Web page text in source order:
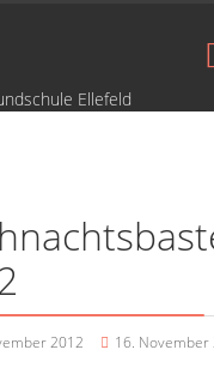
2012 16. November